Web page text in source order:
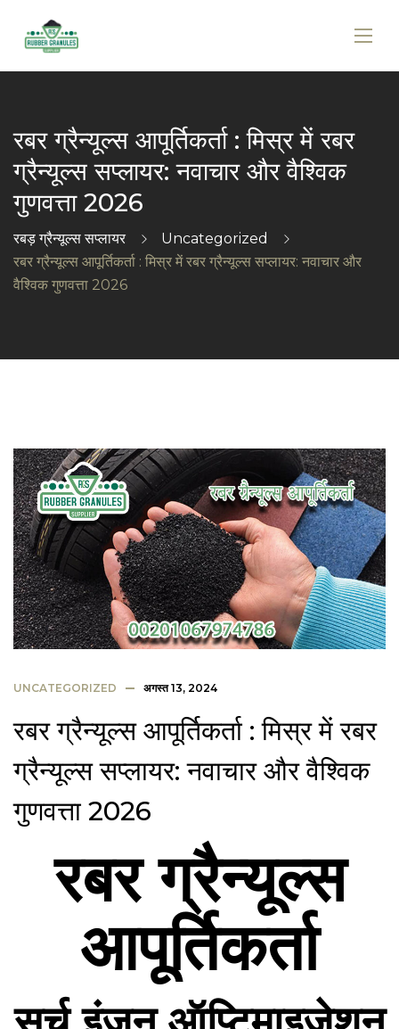
रबर ग्रैन्यूल्स आपूर्तिकर्ता : मिस्र में रबर
ग्रैन्यूल्स सप्लायर: नवाचार और वैश्विक
गुणवत्ता 2026
रबड़ ग्रैन्यूल्स सप्लायर
Uncategorized
रबर ग्रैन्यूल्स आपूर्तिकर्ता : मिस्र में रबर ग्रैन्यूल्स सप्लायर: नवाचार और
वैश्विक गुणवत्ता 2026
UNCATEGORIZED अगस्त 13, 2024
रबर ग्रैन्यूल्स आपूर्तिकर्ता : मिस्र में रबर
ग्रैन्यूल्स सप्लायर: नवाचार और वैश्विक
गुणवत्ता 2026
रबर ग्रैन्यूल्स
आपूर्तिकर्ता